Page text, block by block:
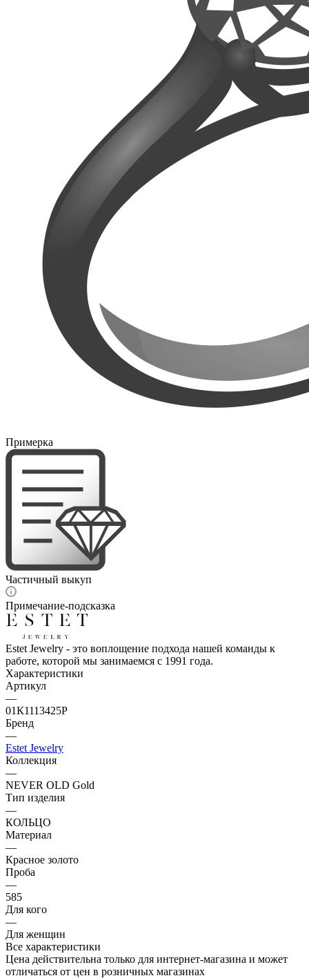
Примерка
Частичный выкуп
Примечание-подсказка
Estet Jewelry - это воплощение подхода нашей команды к
работе, которой мы занимаемся с 1991 года.
Характеристики
Артикул
—
01К1113425Р
Бренд
—
Estet Jewelry
Коллекция
—
NEVER OLD Gold
Тип изделия
—
КОЛЬЦО
Материал
—
Красное золото
Проба
—
585
Для кого
—
Для женщин
Все характеристики
Цена действительна только для интернет-магазина и может
отличаться от цен в розничных магазинах